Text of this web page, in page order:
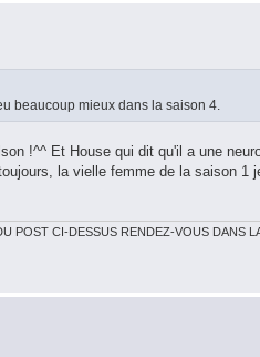
beaucoup mieux dans la saison 4.
!^^ Et House qui dit qu'il a une
la vielle femme de la saison 1
POST CI-DESSUS RENDEZ-VOUS DANS